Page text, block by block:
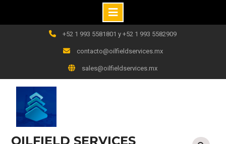
+52 1 993 5581801 y +52 1 993 5582909
contacto@oilfieldservices.mx
sales@oilfieldservices.mx
OILFIELD SERVICES